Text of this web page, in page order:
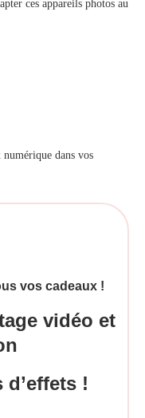
ces appareils photos au
dans vos
vos cadeaux !
vidéo et
!